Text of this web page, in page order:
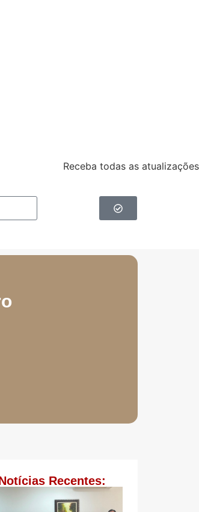
Receba todas as atualizações
Recentes: